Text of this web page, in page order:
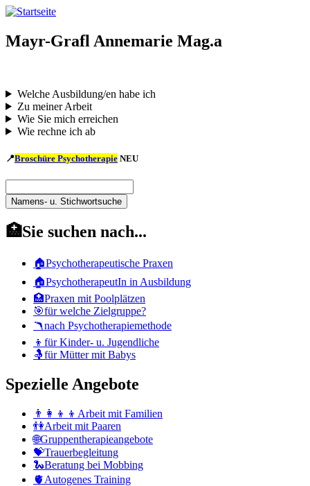
Direkt
Inhalt
Mayr-Grafl Annemarie Mag.a
Welche Ausbildung/en habe ich
Zu meiner Arbeit
Wie Sie mich erreichen
Wie rechne ich ab
📍Broschüre Psychotherapie NEU
Namens-
u.
Stichwortsuche
u.
Stichwortsuche
🏥Sie suchen nach...
🏠Psychotherapeutische Praxen
🏠PsychotherapeutIn in Ausbildung
🏥Praxen mit Poolplätzen
🎯für welche Zielgruppe?
🪃nach Psychotherapiemethode
👦für Kinder- u. Jugendliche
🤱für Mütter mit Babys
Spezielle Angebote
👨‍👩‍👦‍👦Arbeit mit Familien
👫Arbeit mit Paaren
🌐Gruppentherapieangebote
💝Trauerbegleitung
🐍Beratung bei Mobbing
🫀Autogenes Training